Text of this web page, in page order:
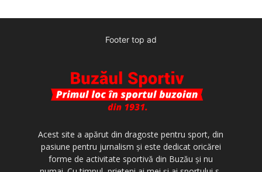
Footer top ad
Acest site a apărut din dragoste pentru sport, din
pasiune pentru jurnalism şi este dedicat oricărei
forme de activitate sportivă din Buzău şi nu